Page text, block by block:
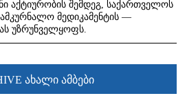
აქტიურობის შემდეგ, საქართველოს
მედიკამენტის —
უზრუნველყოფს.
ახალი ამბები